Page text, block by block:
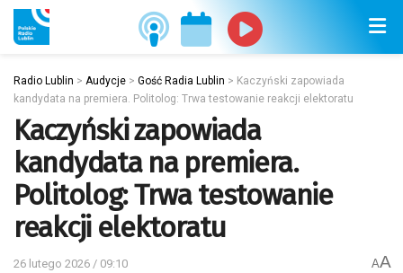
Radio Lublin > Audycje > Gość Radia Lublin > Kaczyński zapowiada
kandydata na premiera. Politolog: Trwa testowanie reakcji elektoratu
Kaczyński zapowiada
kandydata na premiera.
Politolog: Trwa testowanie
reakcji elektoratu
26 lutego 2026 / 09:10 AA